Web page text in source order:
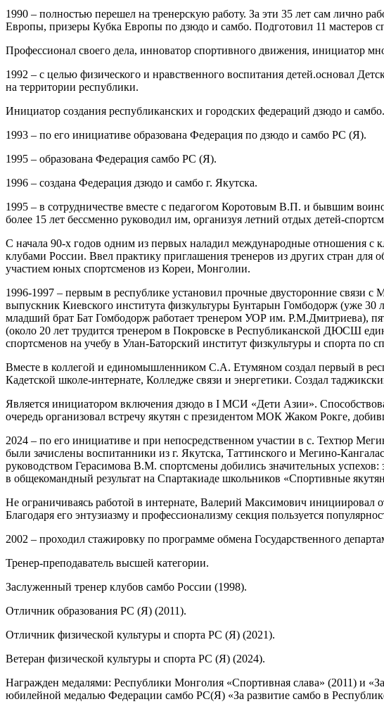
1990 – полностью перешел на тренерскую работу. За эти 35 лет сам лично
Европы, призеры Кубка Европы по дзюдо и самбо. Подготовил 11 мастеров
Профессионал своего дела, инноватор спортивного движения, инициатор
1992 – с целью физического и нравственного воспитания детей.основал
на территории республики.
Инициатор создания республиканских и городских федераций дзюдо и самбо.
1993 – по его инициативе образована Федерация по дзюдо и самбо РС (Я).
1995 – образована Федерация самбо РС (Я).
1996 – создана Федерация дзюдо и самбо г. Якутска.
1995 – в сотрудничестве вместе с педагогом Коротовым В.П. и бывшим
более 15 лет бессменно руководил им, организуя летний отдых детей-
С начала 90-х годов одним из первых наладил международные отношения
клубами России. Ввел практику приглашения тренеров из других стран
участием юных спортсменов из Кореи, Монголии.
1996-1997 – первым в республике установил прочные двусторонние связи
выпускник Киевского института физкультуры Бунтарын Гомбодорж (уже
младший брат Бат Гомбодорж работает тренером УОР им. Р.М.Дмитриева),
(около 20 лет трудится тренером в Покровске в Республиканской ДЮСШ
спортсменов на учебу в Улан-Баторский институт физкультуры и спорта по
Вместе в коллегой и единомышленником С.А. Етумяном создал первый в
Кадетской школе-интернате, Колледже связи и энергетики. Создал
Является инициатором включения дзюдо в I МСИ «Дети Азии».
очередь организовал встречу якутян с президентом МОК Жаком Рокге,
2024 – по его инициативе и при непосредственном участии в с. Техтюр
были зачислены воспитанники из г. Якутска, Таттинского и Мегино-
руководством Герасимова В.М. спортсмены добились значительных
в общекомандный результат на Спартакиаде школьников «Спортивные
Не ограничиваясь работой в интернате, Валерий Максимович инициировал
Благодаря его энтузиазму и профессионализму секция пользуется
2002 – проходил стажировку по программе обмена Государственного
Тренер-преподаватель высшей категории.
Заслуженный тренер клубов самбо России (1998).
Отличник образования РС (Я) (2011).
Отличник физической культуры и спорта РС (Я) (2021).
Ветеран физической культуры и спорта РС (Я) (2024).
Награжден медалями: Республики Монголия «Спортивная слава» (2011) и
юбилейной медалью Федерации самбо РС(Я) «За развитие самбо в